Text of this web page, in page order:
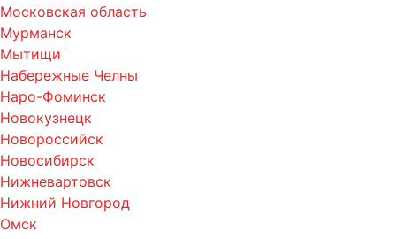
Московская область
Мурманск
Мытищи
Набережные Челны
Наро-Фоминск
Новокузнецк
Новороссийск
Новосибирск
Нижневартовск
Нижний Новгород
Омск